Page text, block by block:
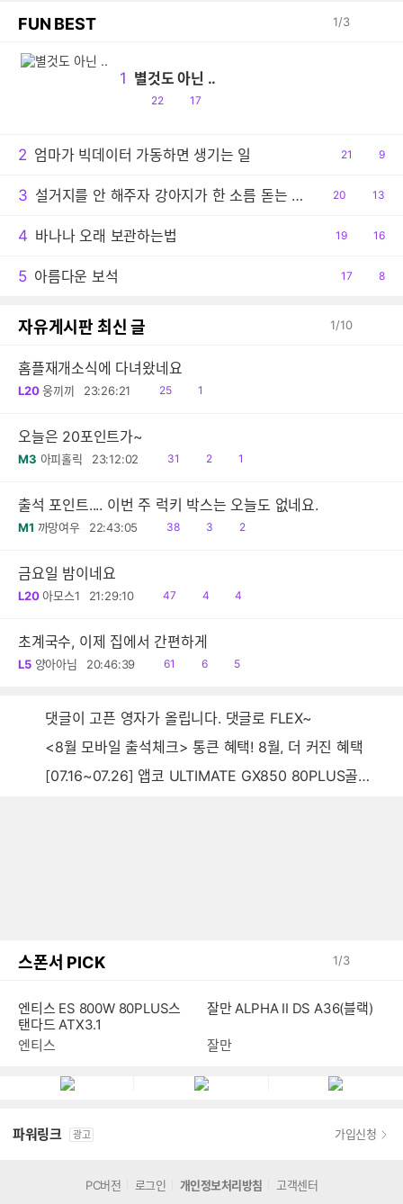
FUN BEST 1/3
1 별것도 아닌 ..
공
22
댓
17
2 엄마가 빅데이터 가동하면 생기는 일
공
21
댓
9
3 설거지를 안 해주자 강아지가 한 소름 돋는 행동
공
20
댓
13
4 바나나 오래 보관하는법
공
19
댓
16
5 아름다운 보석
공
17
댓
8
자유게시판 최신 글 1/10
홈플재개소식에 다녀왔네요
L20 웅끼끼 23:26:21
읽
25
공1
오늘은 20포인트가~
M3 아피홀릭 23:12:02
읽
31
공
2
댓1
출석 포인트.... 이번 주 럭키 박스는 오늘도 없네요.
M1 까망여우 22:43:05
읽
38
공
3
댓
2
금요일 밤이네요
L20 아모스1 21:29:10
읽
47
공
4
댓
4
초계국수, 이제 집에서 간편하게
L5 양아아님 20:46:39
읽
61
공
6
댓
5
댓글이 고픈 영자가 올립니다. 댓글로 FLEX~
<8월 모바일 출석체크> 통큰 혜택! 8월, 더 커진 혜택
[07.16~07.26] 앱코 ULTIMATE GX850 80PLUS골드 풀모듈러 ATX3.0 블랙
스폰서 PICK 1/3
엔티스 ES 800W 80PLUS스
탠다드 ATX3.1
엔티스
잘만 ALPHA II DS A36(블랙)
잘만
파워링크 광고 가입신청
PC버전 로그인 개인정보처리방침 고객센터